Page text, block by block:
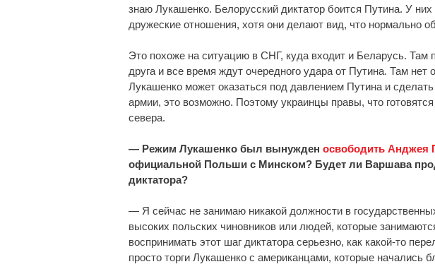
знаю Лукашенко. Белорусский диктатор боится Путина. У
дружеские отношения, хотя они делают вид, что нормально
Это похоже на ситуацию в СНГ, куда входит и Беларусь. Там
друга и все время ждут очередного удара от Путина. Там
Лукашенко может оказаться под давлением Путина и
армии, это возможно. Поэтому украинцы правы, что
севера.
— Режим Лукашенко был вынужден освободить Анджея
официальной Польши с Минском? Будет ли Варшава
диктатора?
— Я сейчас не занимаю никакой должности в
высоких польских чиновников или людей, которые
воспринимать этот шаг диктатора серьезно, как какой-то
просто торги Лукашенко с американцами, которые начались